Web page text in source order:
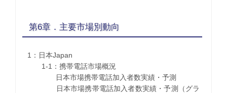
第6章．主要市場別動向
1：日本Japan
1-1：携帯電話市場概況
日本市場携帯電話加入者数実績・予測
日本市場携帯電話加入者数実績・予測（グラ